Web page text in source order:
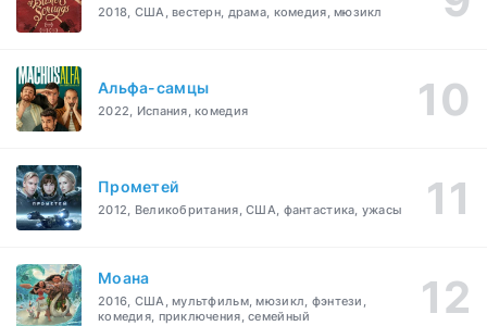
2018, США, вестерн, драма, комедия, мюзикл
Альфа-самцы
2022, Испания, комедия
Прометей
2012, Великобритания, США, фантастика, ужасы
Моана
2016, США, мультфильм, мюзикл, фэнтези,
комедия, приключения, семейный